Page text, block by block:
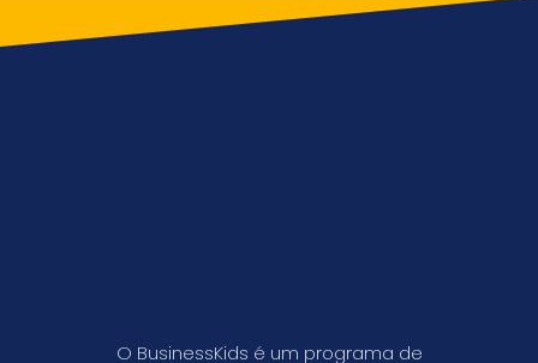
O BusinessKids é um programa de